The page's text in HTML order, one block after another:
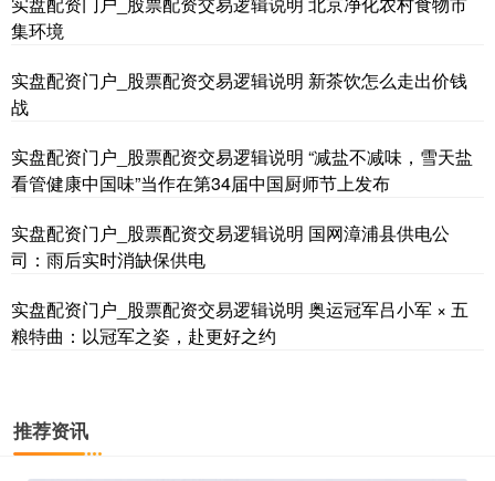
集环境
实盘配资门户_股票配资交易逻辑说明 新茶饮怎么走出价钱
战
实盘配资门户_股票配资交易逻辑说明 “减盐不减味，雪天盐
看管健康中国味”当作在第34届中国厨师节上发布
实盘配资门户_股票配资交易逻辑说明 国网漳浦县供电公
司：雨后实时消缺保供电
实盘配资门户_股票配资交易逻辑说明 奥运冠军吕小军 × 五
粮特曲：以冠军之姿，赴更好之约
推荐资讯